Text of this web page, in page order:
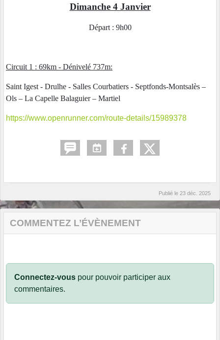
Dimanche 4 Janvier
Départ : 9h00
Circuit 1 : 69km - Dénivelé 737m:
Saint Igest - Drulhe - Salles Courbatiers - Septfonds-Montsalès –
Ols – La Capelle Balaguier – Martiel
https://www.openrunner.com/route-details/15989378
Publié le 23 déc. 2025
COMMENTEZ L’ÉVÈNEMENT
Connectez-vous pour pouvoir participer aux
commentaires.